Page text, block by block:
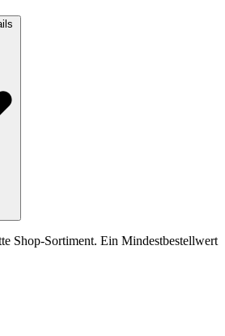
Shop-Sortiment. Ein Mindestbestellwert